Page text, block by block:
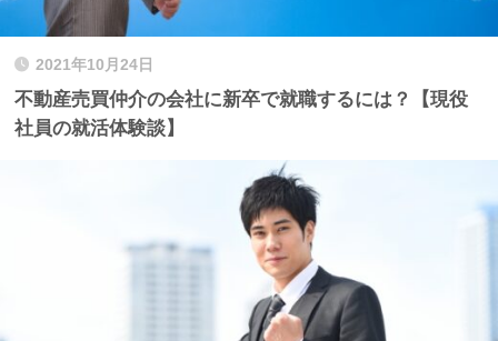
2021年10月24日
不動産売買仲介の会社に新卒で就職するには？【現役
社員の就活体験談】